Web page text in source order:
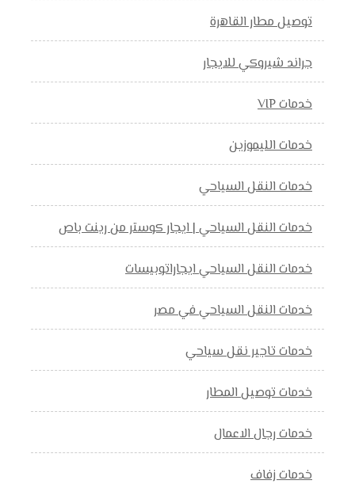
توصيل مطار القاهرة
جراند شيروكي للايجار
خدمات VIP
خدمات الليموزين
خدمات النقل السياحي
خدمات النقل السياحي | ايجار كوستر من رينت باص
خدمات النقل السياحي ايجاراتوبيسات
خدمات النقل السياحي في مصر
خدمات تاجير نقل سياحي
خدمات توصيل المطار
خدمات رجال الاعمال
خدمات زفاف